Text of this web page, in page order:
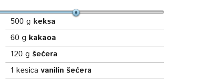
500 g keksa
60 g kakaoa
120 gšećera
1 kesicavanilin šećera